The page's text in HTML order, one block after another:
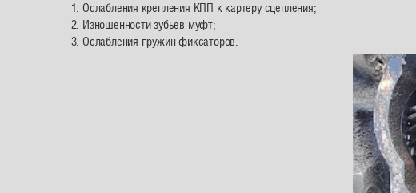
Ослабления крепления КПП к картеру сцепления;
Изношенности зубьев муфт;
Ослабления пружин фиксаторов.